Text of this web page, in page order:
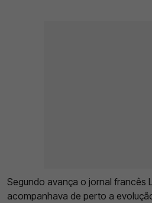
Segundo avança o jornal francês
acompanhava de perto a